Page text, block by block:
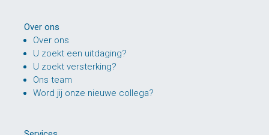
Over ons
Over ons
U zoekt een uitdaging?
U zoekt versterking?
Ons team
Word jij onze nieuwe collega?